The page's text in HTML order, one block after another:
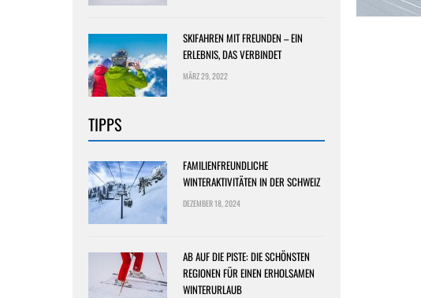
SKIFAHREN MIT FREUNDEN – EIN
ERLEBNIS, DAS VERBINDET
MÄRZ 29, 2022
TIPPS
FAMILIENFREUNDLICHE
WINTERAKTIVITÄTEN IN DER SCHWEIZ
DEZEMBER 18, 2024
AB AUF DIE PISTE: DIE SCHÖNSTEN
REGIONEN FÜR EINEN ERHOLSAMEN
WINTERURLAUB